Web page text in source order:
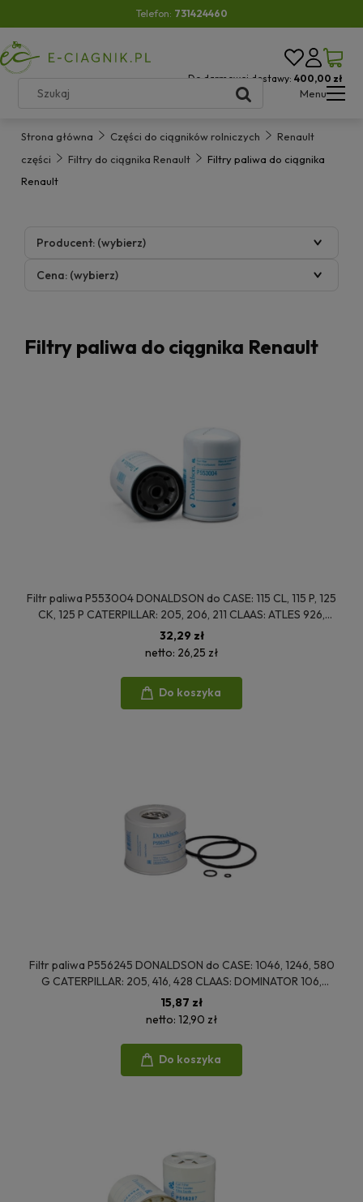
Telefon: 731424460
Do darmowej dostawy: 400,00 zł
Menu
Strona główna Części do ciągników rolniczych
Renault
części
Filtry do ciągnika Renault
Filtry paliwa do ciągnika
Renault
Producent: (wybierz)
Cena: (wybierz)
Filtry paliwa do ciągnika Renault
Filtr paliwa P553004 DONALDSON do CASE: 115 CL, 115 P, 125
CK, 125 P CATERPILLAR: 205, 206, 211 CLAAS: ATLES 926,
ATLES 936, ATLES 946
32,29 zł
netto: 26,25 zł
Do koszyka
Filtr paliwa P556245 DONALDSON do CASE: 1046, 1246, 580
G CATERPILLAR: 205, 416, 428 CLAAS: DOMINATOR 106,
LEXION 405, MEGA 202
15,87 zł
netto: 12,90 zł
Do koszyka